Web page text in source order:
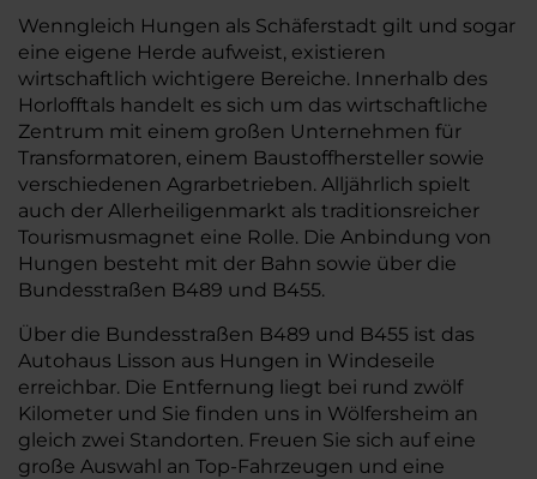
Wenngleich Hungen als Schäferstadt gilt und sogar
eine eigene Herde aufweist, existieren
wirtschaftlich wichtigere Bereiche. Innerhalb des
Horlofftals handelt es sich um das wirtschaftliche
Zentrum mit einem großen Unternehmen für
Transformatoren, einem Baustoffhersteller sowie
verschiedenen Agrarbetrieben. Alljährlich spielt
auch der Allerheiligenmarkt als traditionsreicher
Tourismusmagnet eine Rolle. Die Anbindung von
Hungen besteht mit der Bahn sowie über die
Bundesstraßen B489 und B455.
Über die Bundesstraßen B489 und B455 ist das
Autohaus Lisson aus Hungen in Windeseile
erreichbar. Die Entfernung liegt bei rund zwölf
Kilometer und Sie finden uns in Wölfersheim an
gleich zwei Standorten. Freuen Sie sich auf eine
große Auswahl an Top-Fahrzeugen und eine